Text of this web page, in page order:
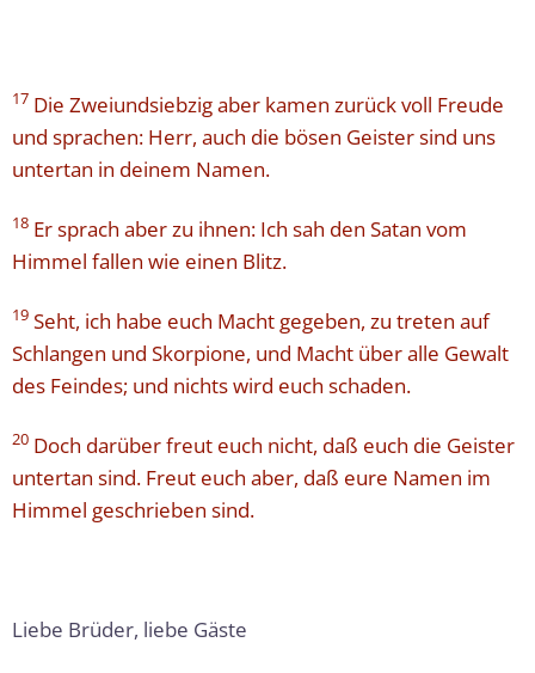
17 Die Zweiundsiebzig aber kamen zurück voll Freude
und sprachen: Herr, auch die bösen Geister sind uns
untertan in deinem Namen.
18 Er sprach aber zu ihnen: Ich sah den Satan vom
Himmel fallen wie einen Blitz.
19 Seht, ich habe euch Macht gegeben, zu treten auf
Schlangen und Skorpione, und Macht über alle Gewalt
des Feindes; und nichts wird euch schaden.
20 Doch darüber freut euch nicht, daß euch die Geister
untertan sind. Freut euch aber, daß eure Namen im
Himmel geschrieben sind.
Liebe Brüder, liebe Gäste